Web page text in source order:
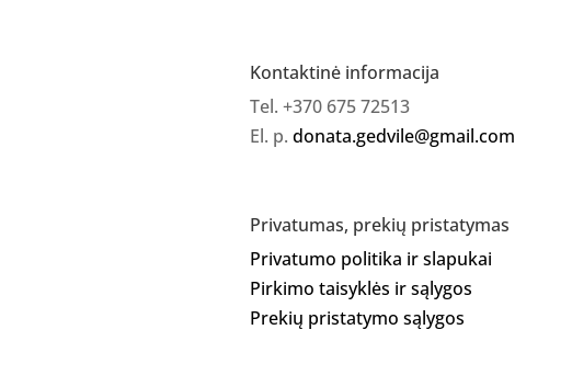
Kontaktinė informacija
Tel. +370 675 72513
El. p. donata.gedvile@gmail.com
Privatumas, prekių pristatymas
Privatumo politika ir slapukai
Pirkimo taisyklės ir sąlygos
Prekių pristatymo sąlygos